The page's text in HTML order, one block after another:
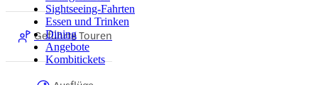
Sightseeing-Fahrten
Essen und Trinken
Dining
Angebote
Kombitickets
Geführte Touren